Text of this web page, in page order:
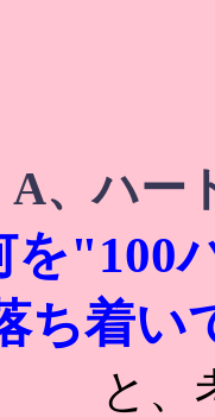
A、ハー
"100
ち着い
と、